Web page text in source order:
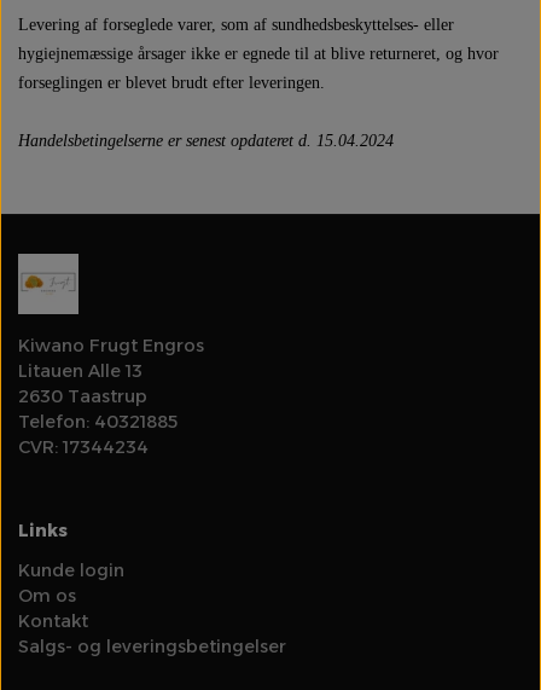
Tomater
Levering af forseglede varer, som af sundhedsbeskyttelses- eller
hygiejnemæssige årsager ikke er egnede til at blive returneret, og hvor
forseglingen er blevet brudt efter leveringen.
Handelsbetingelserne er senest opdateret d. 15.04.2024
Kiwano Frugt Engros
Litauen Alle 13
2630 Taastrup
Telefon: 40321885
CVR: 17344234
Links
Kunde login
Om os
Kontakt
Salgs- og leveringsbetingelser